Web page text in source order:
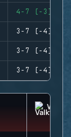
4-7 (-3)
3-7 (-4)
3-7 (-4)
3-7 (-4)